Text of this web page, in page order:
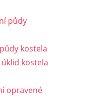
půdy
kostela
kostela
opravené